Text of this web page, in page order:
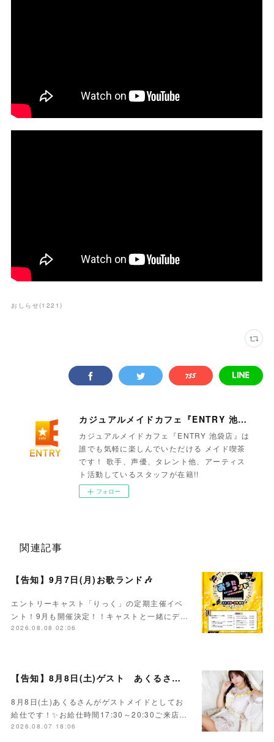
おしらせ(1221 )
カジュアルメイドカフェ『ENTRY 池袋店』
カジュアルメイドカフェ『ENTRY 池袋店』は
誰でも気軽に楽しんでいただける メイド喫茶
です！ 歌手、声優、タレント他、アーティス
ト活動しているスタッフが在籍!!
フォロー
関連記事
【告知】9月7日(月)お歌ランド🎶
エントリーキャスト「りっく」の定期主催イベ
ント！9月も開催決定！！キャストと一緒にデ…
2026.08.08 02:06
【告知】8月8日(土)ゲスト あくるさん🌻💛
8月8日(土)あくるさんがゲストメイドとしてお
給仕です！✨お給仕時間17:30～20:30ご来店…
2026.08.07 18:06